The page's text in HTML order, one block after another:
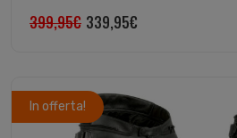
399,95€ 339,95€
In offerta!